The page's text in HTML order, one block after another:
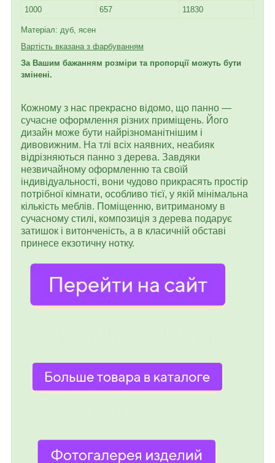
1000
657 11830
Матеріал: дуб, ясен
Вартість вказана з фарбуванням
За Вашим бажанням розміри та пропорції можуть бути
змінені.
Кожному з нас прекрасно відомо, що панно —
сучасне оформлення різних приміщень. Його
дизайн може бути найрізноманітнішим і
дивовижним. На тлі всіх наявних, неабияк
відрізняються панно з дерева. Завдяки
незвичайному оформленню та своїй
індивідуальності, вони чудово прикрасять простір
потрібної кімнати, особливо тієї, у якій мінімальна
кількість меблів. Поміщенню, витриманому в
сучасному стилі, композиція з дерева подарує
затишок і витонченість, а в класичній обставі
принесе екзотичну нотку.